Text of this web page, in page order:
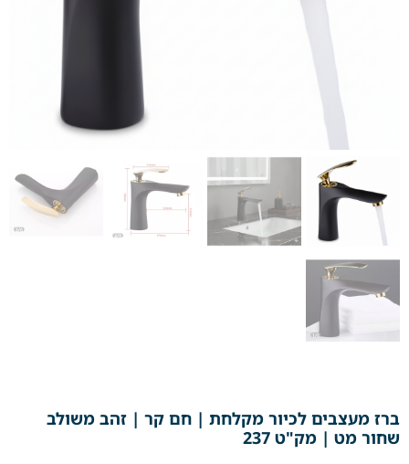
ברז מעצבים לכיור מקלחת | חם קר | זהב משולב
שחור מט | מק"ט 237